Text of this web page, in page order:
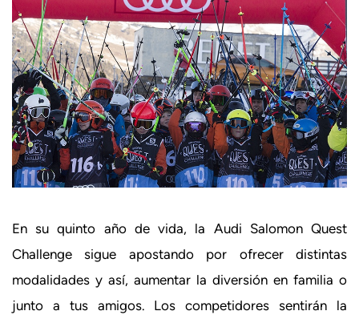
En su quinto año de vida, la Audi Salomon Quest
Challenge sigue apostando por ofrecer distintas
modalidades y así, aumentar la diversión en familia o
junto a tus amigos. Los competidores sentirán la